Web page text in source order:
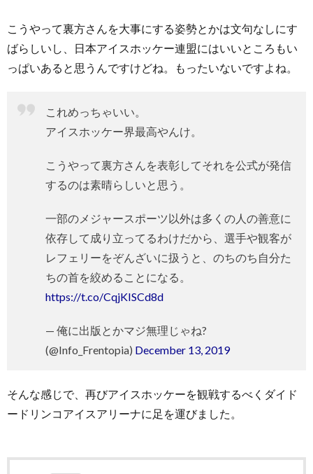
こうやって裏方さんを大事にする姿勢とかは文句なしにす
ばらしいし、日本アイスホッケー連盟にはいいところもい
っぱいあると思うんですけどね。もったいないですよね。
これめっちゃいい。
アイスホッケー界最高やんけ。
こうやって裏方さんを表彰してそれを公式が発信
するのは素晴らしいと思う。
一部のメジャースポーツ以外は多くの人の善意に
依存して成り立ってるわけだから、選手や観客が
レフェリーをぞんざいに扱うと、のちのち自分た
ちの首を絞めることになる。
https://t.co/CqjKISCd8d
— 俺に出版とかマジ無理じゃね?
(@Info_Frentopia) December 13, 2019
そんな感じで、再びアイスホッケーを観戦するべくダイド
ードリンコアイスアリーナに足を運びました。